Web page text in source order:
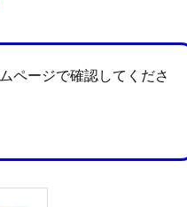
ページで確認してくださ